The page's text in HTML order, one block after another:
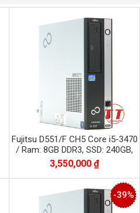
Fujitsu D551/F CH5 Core i5-3470
/ Ram: 8GB DDR3, SSD: 240GB,
VGA K600
3,550,000 ₫
-39%